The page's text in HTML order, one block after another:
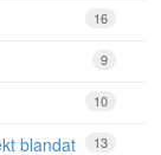
16
9
10
13
blandat